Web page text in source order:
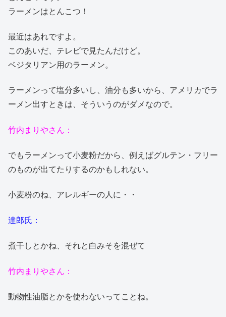
ラーメンはとんこつ！
最近はあれですよ。
このあいだ、テレビで見たんだけど。
ベジタリアン用のラーメン。
ラーメンって塩分多いし、油分も多いから、アメリカでラ
ーメン出すときは、そういうのがダメなので。
竹内まりやさん：
でもラーメンって小麦粉だから、例えばグルテン・フリー
のものが出てたりするのかもしれない。
小麦粉のね、アレルギーの人に・・
達郎氏：
煮干しとかね、それと白みそを混ぜて
竹内まりやさん：
動物性油脂とかを使わないってことね。